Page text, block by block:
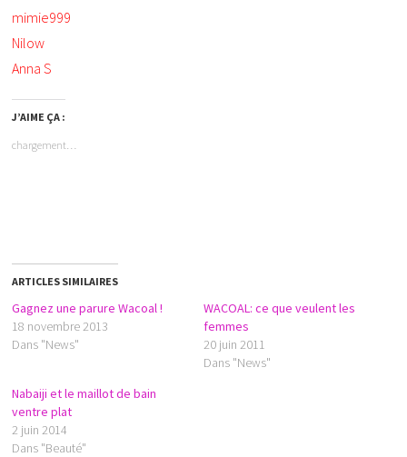
mimie999
Nilow
Anna S
J’AIME ÇA :
chargement…
ARTICLES SIMILAIRES
Gagnez une parure Wacoal !
18 novembre 2013
Dans "News"
WACOAL: ce que veulent les
femmes
20 juin 2011
Dans "News"
Nabaiji et le maillot de bain
ventre plat
2 juin 2014
Dans "Beauté"